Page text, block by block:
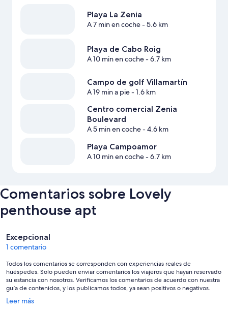
Playa La Zenia
A 7 min en coche- 5.6 km
Playa de Cabo Roig
A 10 min en coche- 6.7 km
Campo de golf Villamartín
A 19 min a pie- 1.6 km
Centro comercial Zenia
Boulevard
A 5 min en coche- 4.6 km
Playa Campoamor
A 10 min en coche- 6.7 km
Comentarios sobre Lovely
penthouse apt
Comentarios
Excepcional
1 comentario
Todos los comentarios se corresponden con experiencias reales de
huéspedes. Solo pueden enviar comentarios los viajeros que hayan reservado
su estancia con nosotros. Verificamos los comentarios de acuerdo con nuestra
guía de contenidos, y los publicamos todos, ya sean positivos o negativos.
Leer más
Se